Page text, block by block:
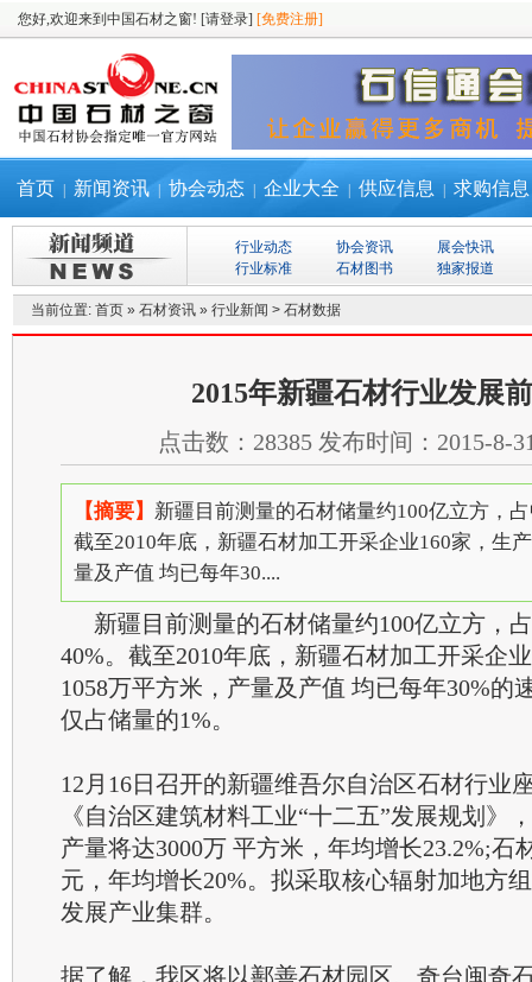
您好,欢迎来到中国石材之窗! [请登录] [免费注册]
首页 新闻资讯 协会动态 企业大全 供应信息 求购信息
行业动态 协会资讯
展会快讯
行业标准
石材图书 独家报道
当前位置: 首页 » 石材资讯 » 行业新闻 > 石材数据
2015年新疆石材行业发展
点击数： 28385 发布时间： 2015-8-
【摘要】 新疆目前测量的石材储量约100亿立方，
截至2010年底，新疆石材加工开采企业160家，生
量及产值 均已每年30....
新疆目前测量的石材储量约100亿立方，占
40%。截至2010年底，新疆石材加工开采企
1058万平方米，产量及产值 均已每年30%的
仅占储量的1%。
12月16日召开的新疆维吾尔自治区石材行业
《自治区建筑材料工业“十二五”发展规划》
产量将达3000万 平方米，年均增长23.2%;石
元，年均增长20%。拟采取核心辐射加地方
发展产业集群。
据了解，我区将以鄯善石材园区、奇台闽奇